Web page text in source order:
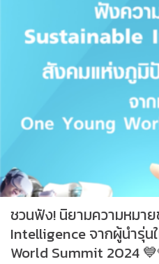
ชวนฟัง! นิยามความหมา
Intelligence จากผู้นำรุ่น
World Summit 2024